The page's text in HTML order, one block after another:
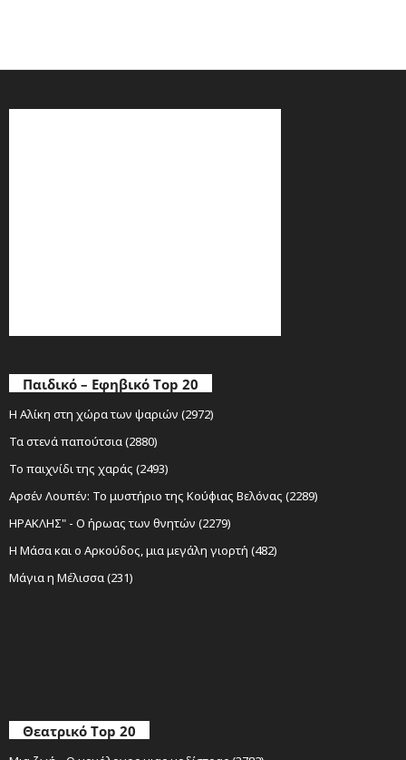
Παιδικό – Εφηβικό Top 20
Η Αλίκη στη χώρα των ψαριών (2972)
Τα στενά παπούτσια (2880)
Το παιχνίδι της χαράς (2493)
Αρσέν Λουπέν: Το μυστήριο της Κούφιας Βελόνας (2289)
ΗΡΑΚΛΗΣ" - Ο ήρωας των θνητών (2279)
Η Μάσα και ο Αρκούδος, μια μεγάλη γιορτή (482)
Μάγια η Μέλισσα (231)
Θεατρικό Top 20